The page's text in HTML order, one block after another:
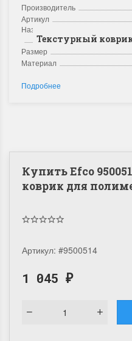
Производитель
Артикул
Название
Текстурный
Размер
Материал
Подробнее
Купить Efco
коврик для
Артикул: #9500514
1 045 ₽